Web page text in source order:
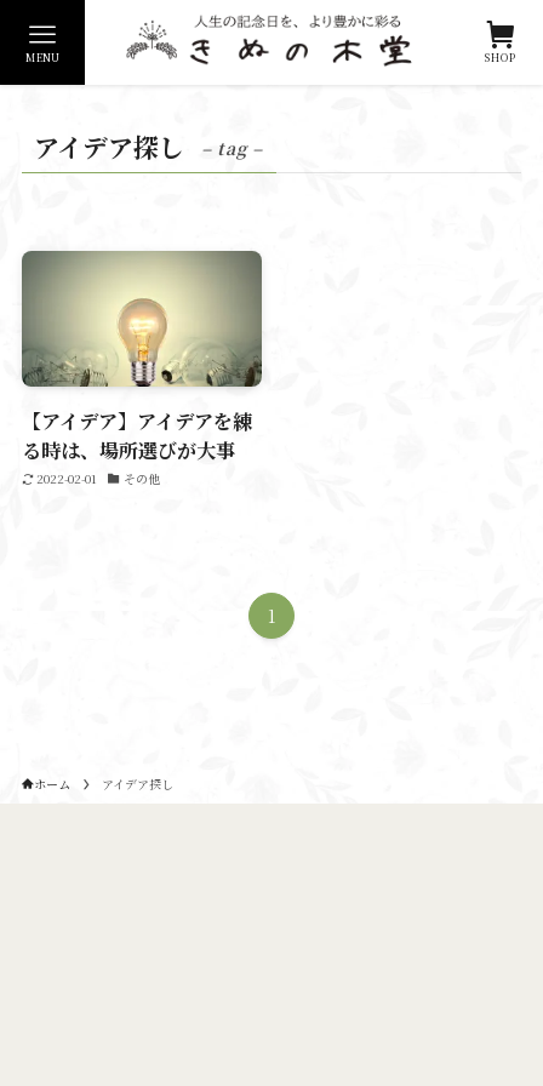
SHOP
MENU
アイデア探し – tag –
【アイデア】アイデアを練
る時は、場所選びが大事
2022-02-01 その他
1
ホーム アイデア探し